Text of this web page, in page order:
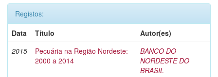
Registos:
Data
Título
Autor(es)
2015
Pecuária na Região Nordeste:
2000 a 2014
BANCO DO
NORDESTE DO
BRASIL